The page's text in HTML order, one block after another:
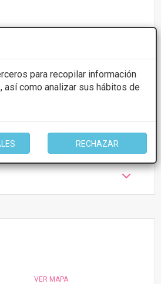
para recopilar información
como analizar sus hábitos de
RECHAZAR
VER MAPA